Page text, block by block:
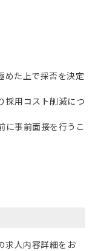
めた上で採否を決定
採用コスト削減につ
に事前面接を行うこ
求人内容詳細をお